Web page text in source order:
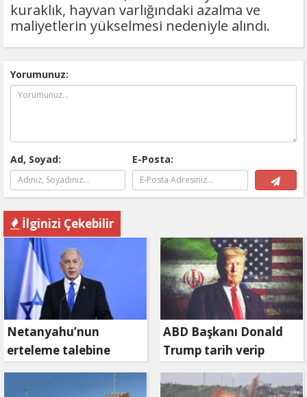
kuraklık, hayvan varlığındaki azalma ve
maliyetlerin yükselmesi nedeniyle alındı.
Yorumunuz:
Ad, Soyad: E-Posta:
İlginizi Çekebilir
Netanyahu’nun
erteleme talebine
mahkemeden ret
ABD Başkanı Donald
Trump tarih verip
duyurdu: Savaş ne
zaman bitecek?